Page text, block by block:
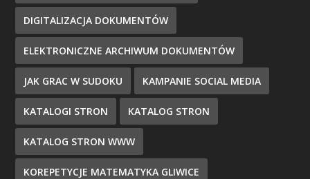
DIGITALIZACJA DOKUMENTÓW
ELEKTRONICZNE ARCHIWUM DOKUMENTÓW
JAK GRAC W SUDOKU KAMPANIE SOCIAL MEDIA
KATALOGI STRON KATALOG STRON
KATALOG STRON WWW
KOREPETYCJE MATEMATYKA GLIWICE